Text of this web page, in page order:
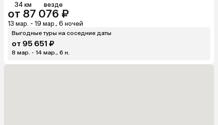
34 км везде
от 87 076 ₽
13 мар. - 19 мар., 6 ночей
Выгодные туры на соседние даты
от 95 651 ₽
8 мар. - 14 мар., 6 н.